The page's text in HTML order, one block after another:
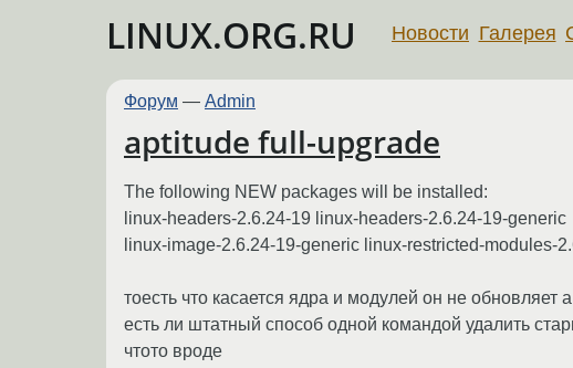
LINUX.ORG.RU Новости Галерея
Форум — Admin
aptitude full-upgrade
The following NEW packages will be installed:
linux-headers-2.6.24-19 linux-headers-2.6.24-19-generic
linux-image-2.6.24-19-generic linux-restricted-modules-
тоесть что касается ядра и модулей он не обновляет
есть ли штатный способ одной командой удалить
чтото вроде